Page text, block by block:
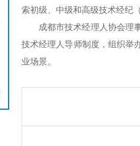
索初级、中级和高级技术经纪
成都市技术经理人协会理
技术经理人导师制度，组织举
业场景。